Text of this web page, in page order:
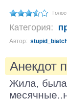
Категория:
Автор:
Анекдот
Жила, была